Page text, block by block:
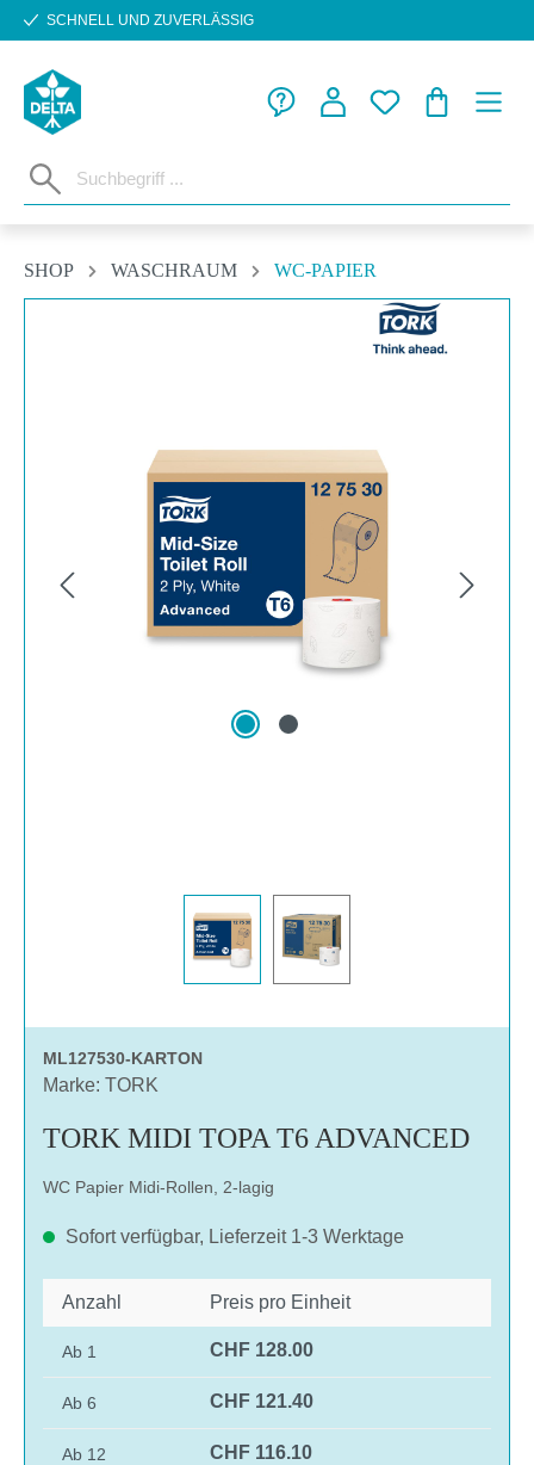
Zum Hauptinhalt springen
SCHNELL UND ZUVERLÄSSIG
SHOP WASCHRAUM
WC-PAPIER
ML127530-KARTON
Marke: TORK
TORK MIDI TOPA T6 ADVANCED
WC Papier Midi-Rollen, 2-lagig
Sofort verfügbar, Lieferzeit 1-3 Werktage
Anzahl Preis pro Einheit
Ab 1 CHF 128.00
Ab 6 CHF 121.40
Ab 12 CHF 116.10